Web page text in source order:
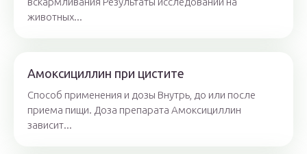
животных...
Амоксициллин при цистите
Способ применения и дозы Внутрь, до или после
приема пищи. Доза препарата Амоксициллин
зависит...